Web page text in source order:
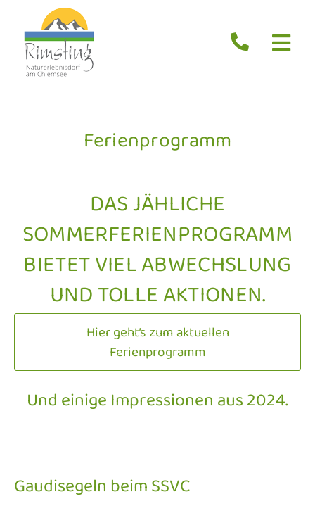
Inhalt
springen
Service
Suche
Ferienprogramm
DAS JÄHLICHE
SOMMERFERIENPROGRAMM
BIETET VIEL ABWECHSLUNG
UND TOLLE AKTIONEN.
Hier geht’s zum aktuellen
Ferienprogramm
Und einige Impressionen aus 2024.
Gaudisegeln beim SSVC